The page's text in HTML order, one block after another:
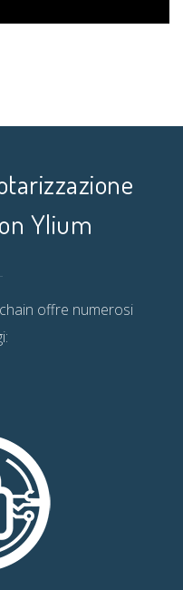
Ylium
offre numerosi